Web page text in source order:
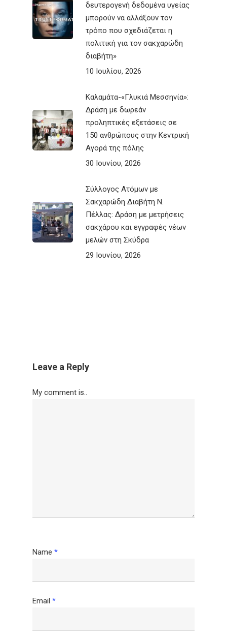
δευτερογενή δεδομένα υγείας
μπορούν να αλλάξουν τον
τρόπο που σχεδιάζεται η
πολιτική για τον σακχαρώδη
διαβήτη»
10 Ιουλίου, 2026
Καλαμάτα-«Γλυκιά Μεσσηνία»:
Δράση με δωρεάν
προληπτικές εξετάσεις σε
150 ανθρώπους στην Κεντρική
Αγορά της πόλης
30 Ιουνίου, 2026
Σύλλογος Ατόμων με
Σακχαρώδη Διαβήτη Ν.
Πέλλας: Δράση με μετρήσεις
σακχάρου και εγγραφές νέων
μελών στη Σκύδρα
29 Ιουνίου, 2026
Leave a Reply
My comment is..
Name *
Email *